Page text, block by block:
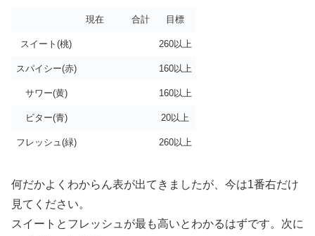
現在 合計 目標
スイート(桃) 260以上
スパイシー(赤) 160以上
サワー(黄) 160以上
ビター(青) 20以上
フレッシュ(緑) 260以上
何だかよくわからん表が出てきましたが、今は1番右だけ
見てください。
スイートとフレッシュが最も高いとわかるはずです。次に